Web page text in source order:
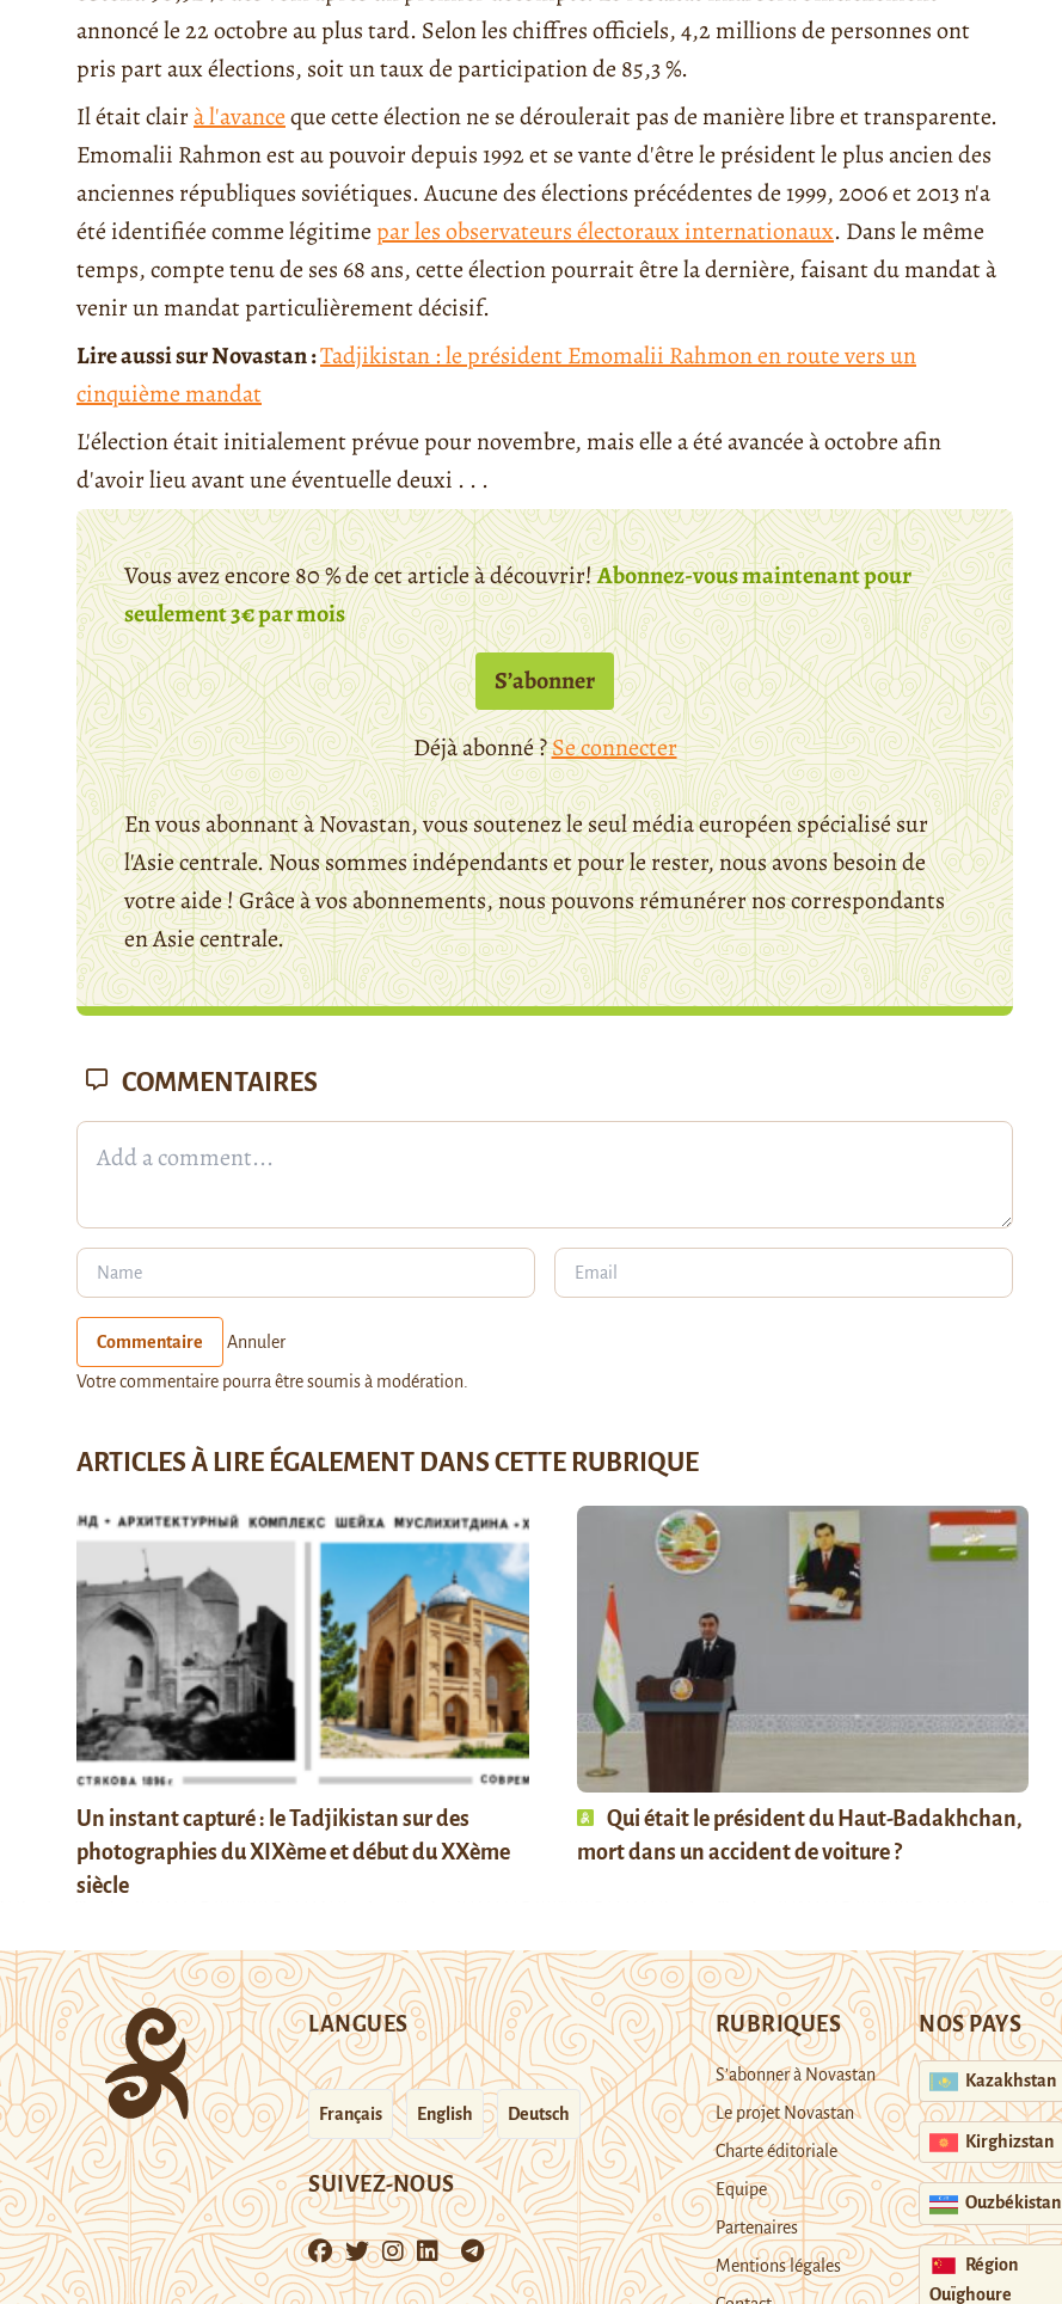
annoncé le 22 octobre au plus tard. Selon les chiffres officiels, 4,2 millions de personnes ont
pris part aux élections, soit un taux de participation de 85,3 %.
Il était clairà l'avanceque cette élection ne se déroulerait pas de manière libre et transparente.
Emomalii Rahmon est au pouvoir depuis 1992 et se vante d'être le président le plus ancien des
anciennes républiques soviétiques. Aucune des élections précédentes de 1999, 2006 et 2013 n'a
été identifiée comme légitimepar les observateurs électoraux internationaux. Dans le même
temps, compte tenu de ses 68 ans, cette élection pourrait être la dernière, faisant du mandat à
venir un mandat particulièrement décisif.
Lire aussi sur Novastan :Tadjikistan : le président Emomalii Rahmon en route vers un
cinquième mandat
L'élection était initialement prévue pour novembre, mais elle a été avancée à octobre afin
d'avoir lieu avant une éventuelle deuxi . . .
Vous avez encore 80 % de cet article à découvrir!Abonnez-vous maintenant pour
seulement 3€ par mois
S’abonner
Déjà abonné ?Se connecter
En vous abonnant à Novastan, vous soutenez le seul média européen spécialisé sur
l'Asie centrale. Nous sommes indépendants et pour le rester, nous avons besoin de
votre aide ! Grâce à vos abonnements, nous pouvons rémunérer nos correspondants
en Asie centrale.
COMMENTAIRES
Commentaire Annuler
Votre commentaire pourra être soumis à modération.
ARTICLES À LIRE ÉGALEMENT DANS CETTE RUBRIQUE
Un instant capturé : le Tadjikistan sur des
photographies du XIXème et début du XXème
siècle
Qui était le président du Haut-Badakhchan,
mort dans un accident de voiture ?
LANGUES
Français English Deutsch
SUIVEZ-NOUS
RUBRIQUES
S’abonner à Novastan
Le projet Novastan
Charte éditoriale
Equipe
Partenaires
Mentions légales
NOS PAYS
Kazakhstan
Kirghizstan
Ouzbékistan
Région
Ouïghoure